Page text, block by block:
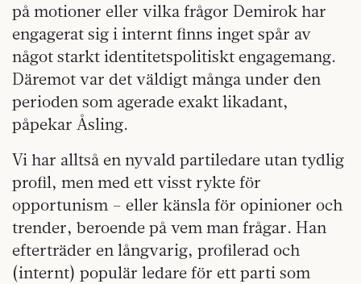
på motioner eller vilka frågor Demirok har
engagerat sig i internt finns inget spår av
något starkt identitetspolitiskt engagemang.
Däremot var det väldigt många under den
perioden som agerade exakt likadant,
påpekar Åsling.
Vi har alltså en nyvald partiledare utan tydlig
profil, men med ett visst rykte för
opportunism – eller känsla för opinioner och
trender, beroende på vem man frågar. Han
efterträder en långvarig, profilerad och
(internt) populär ledare för ett parti som